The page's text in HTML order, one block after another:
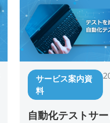
サービス案内資
料
自動化テストサ